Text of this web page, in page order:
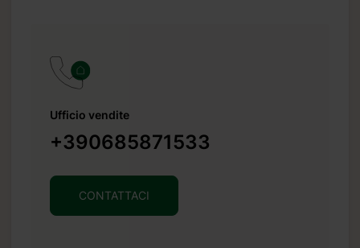
Ufficio vendite
+390685871533
CONTATTACI